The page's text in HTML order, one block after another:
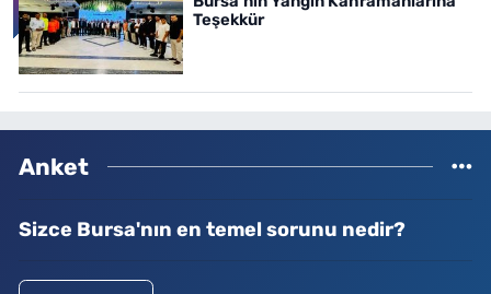
Teşekkür
Anket
Sizce Bursa'nın en temel sorunu nedir?